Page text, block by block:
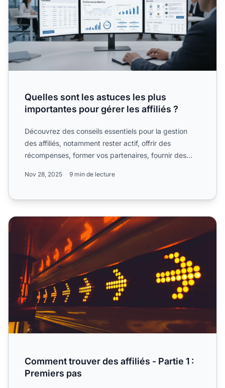
Quelles sont les astuces les plus
importantes pour gérer les affiliés ?
Découvrez des conseils essentiels pour la gestion
des affiliés, notamment rester actif, offrir des
récompenses, former vos partenaires, fournir des
Nov 28, 2025 9 min de lecture
Comment trouver des affiliés - Partie 1 : Premiers pas
Comment trouver des affiliés - Partie 1 :
Premiers pas